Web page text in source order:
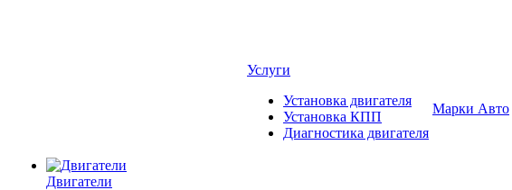
Двигатели
Услуги
Установка двигателя
Установка КПП
Диагностика двигателя
Марки Авто